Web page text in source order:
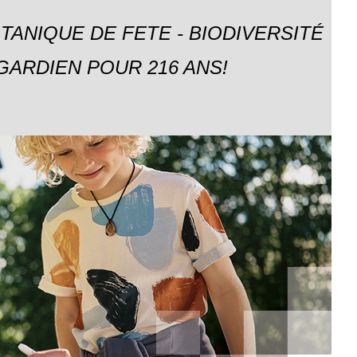
DE FETE - BIODIVERSITÉ
POUR 216 ANS!